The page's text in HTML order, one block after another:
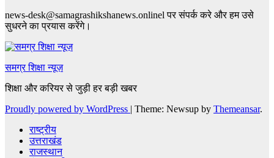
news-desk@samagrashikshanews.onlinel पर संपर्क करे और हम उसे
सुधरने का प्रयास करेंगे।
समग्र शिक्षा न्यूज़
शिक्षा और करियर से जुड़ी हर बड़ी खबर
Proudly powered by WordPress | Theme: Newsup by Themeansar.
राष्ट्रीय
उत्तराखंड
राजस्थान